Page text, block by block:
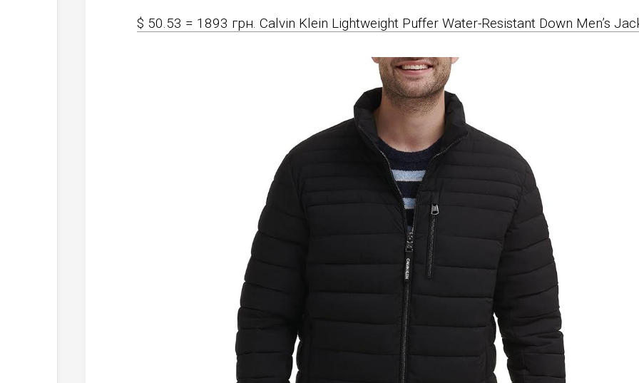
$ 50.53 = 1893 грн. Calvin Klein Lightweight Puffer Water-Resistant Down Men’s